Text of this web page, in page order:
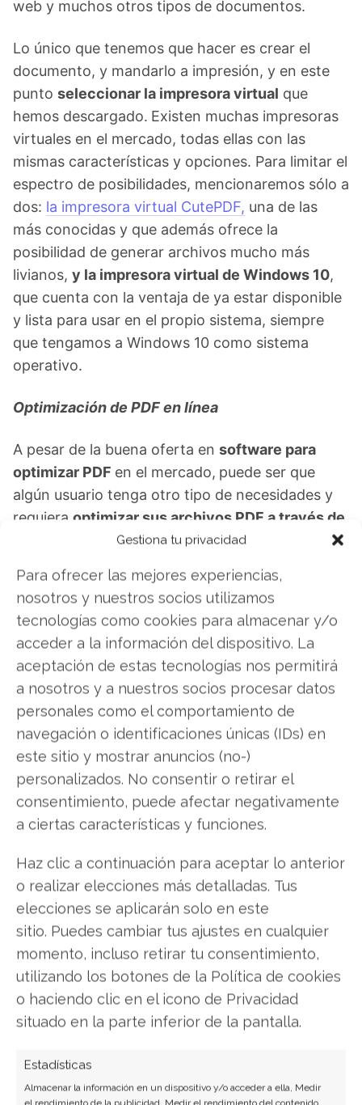
Gestiona tu privacidad
Para ofrecer las mejores experiencias,
nosotros y nuestros socios utilizamos
tecnologías como cookies para almacenar y/o
acceder a la información del dispositivo. La
aceptación de estas tecnologías nos permitirá
a nosotros y a nuestros socios procesar datos
personales como el comportamiento de
navegación o identificaciones únicas (IDs) en
este sitio y mostrar anuncios (no-)
personalizados. No consentir o retirar el
consentimiento, puede afectar negativamente
a ciertas características y funciones.
Haz clic a continuación para aceptar lo anterior
o realizar elecciones más detalladas. Tus
elecciones se aplicarán solo en este
sitio. Puedes cambiar tus ajustes en cualquier
momento, incluso retirar tu consentimiento,
utilizando los botones de la Política de cookies
o haciendo clic en el icono de Privacidad
situado en la parte inferior de la pantalla.
Estadísticas
Almacenar la información en un dispositivo y/o acceder a ella, Medir
web y muchos otros tipos de documentos.
Lo único que tenemos que hacer es crear el
documento, y mandarlo a impresión, y en este
punto seleccionar la impresora virtual que
hemos descargado. Existen muchas impresoras
virtuales en el mercado, todas ellas con las
mismas características y opciones. Para limitar el
espectro de posibilidades, mencionaremos sólo a
dos: la impresora virtual CutePDF, una de las
más conocidas y que además ofrece la
posibilidad de generar archivos mucho más
livianos, y la impresora virtual de Windows 10,
que cuenta con la ventaja de ya estar disponible
y lista para usar en el propio sistema, siempre
que tengamos a Windows 10 como sistema
operativo.
Optimización de PDF en línea
A pesar de la buena oferta en software para
optimizar PDF en el mercado, puede ser que
algún usuario tenga otro tipo de necesidades y
requiera optimizar sus archivos PDF a través de
Para ello existen varias opciones, sin
que se destaca por su facilidad de uso y calidad
de optimización.
Este no es otro queSmallPDF, el cual nos
permiteachicar un PDFsimplemente
arrastrando nuestro documento hacia su
interfaz, tras lo cual el sistema comenzará con la
conversión para a los pocos
segundos devolvernos el archivo PDF ya
optimizado.
Sin embargo, laoptimización de archivos PDF
importante. Está limitado en tamaño. No en
capacidad que nos ofrece el sitio,sino en que a
más grande el archivo PDF que tenemos que
optimizar, mayor es el tiempo de carga del
mismo, y en archivos PDF muy pesados, esto
puede tardar bastante tiempo.
Si no tenemos necesidad de optimizar archivos
alternativa para reducir el tamaño de un PDF
online.Además cabe destacar que es